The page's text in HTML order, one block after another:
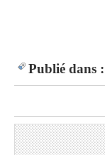
Publié dans :